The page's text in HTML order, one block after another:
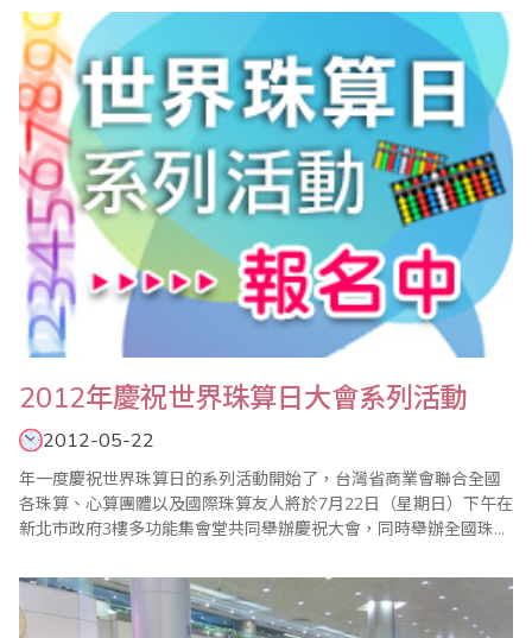
十幾位學校校長及主任蒞臨指導和幫忙賽務工作，使大會更增添了
無比的光彩。大會會長、前大同高商校長、現任中華實用珠算研究
學會會長蔣鎰灃也親自一一答謝，讓人感受到一個大家庭..
2012年慶祝世界珠算日大會系列活動
2012-05-22
年一度慶祝世界珠算日的系列活動開始了，台灣省商業會聯合全國
各珠算、心算團體以及國際珠算友人將於7月22日（星期日）下午在
新北市政府3樓多功能集會堂共同舉辦慶祝大會，同時舉辦全國珠算
學競技大賽、大會特刊徵文等系列活動。 現今珠心算的學習不只是
開啟兒童智力，對年長者也有健腦、教育、樂活的功能，希望各界
能多提供高齡學習或珠算..